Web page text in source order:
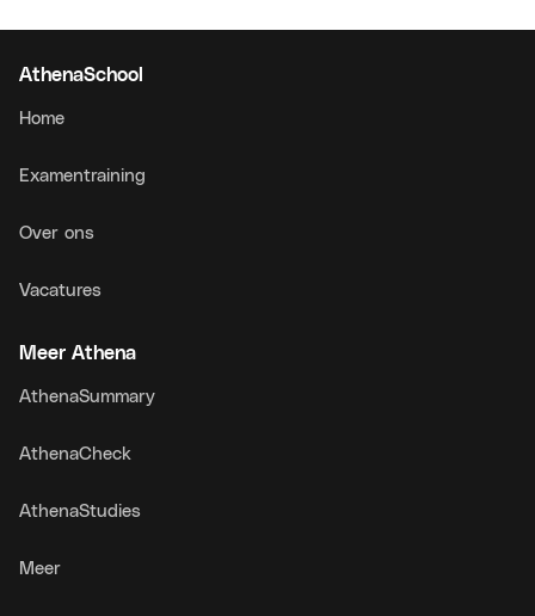
AthenaSchool
Home
Examentraining
Over ons
Vacatures
Meer Athena
AthenaSummary
AthenaCheck
AthenaStudies
Meer